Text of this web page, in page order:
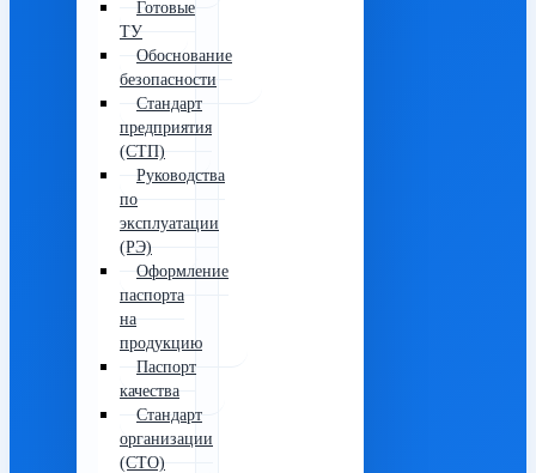
Готовые
ТУ
Обоснование
безопасности
Стандарт
предприятия
(СТП)
Руководства
по
эксплуатации
(РЭ)
Оформление
паспорта
на
продукцию
Паспорт
качества
Стандарт
организации
(СТО)